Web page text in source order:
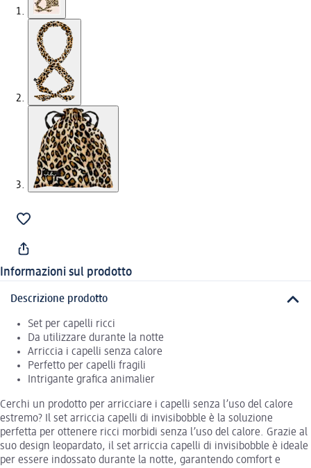
Informazioni sul prodotto
Descrizione prodotto
Set per capelli ricci
Da utilizzare durante la notte
Arriccia i capelli senza calore
Perfetto per capelli fragili
Intrigante grafica animalier
Cerchi un prodotto per arricciare i capelli senza l’uso del calore
estremo? Il set arriccia capelli di invisibobble è la soluzione
perfetta per ottenere ricci morbidi senza l’uso del calore. Grazie al
suo design leopardato, il set arriccia capelli di invisibobble è ideale
per essere indossato durante la notte, garantendo comfort e